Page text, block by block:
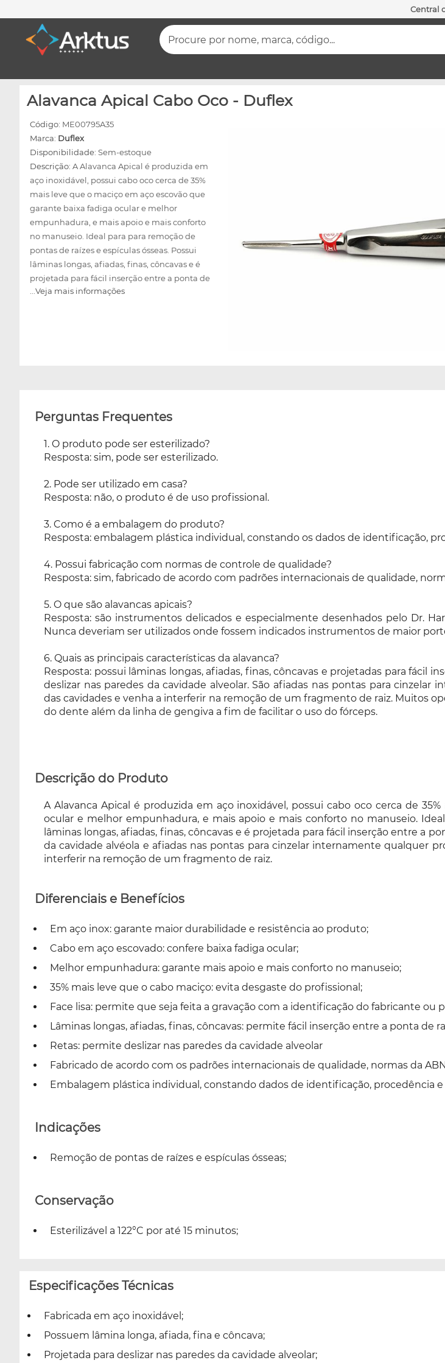
Central
Procure por nome, marca, código...
Alavanca Apical Cabo Oco - Duflex
Código: ME00795A35
Marca: Duflex
Disponibilidade: Sem-estoque
Descrição: A Alavanca Apical é produzida em
aço inoxidável, possui cabo oco cerca de 35%
mais leve que o maciço em aço escovão que
garante baixa fadiga ocular e melhor
empunhadura, e mais apoio e mais conforto
no manuseio. Ideal para para remoção de
pontas de raízes e espículas ósseas. Possui
lâminas longas, afiadas, finas, côncavas e é
projetada para fácil inserção entre a ponta de
raiz e o processo alveolar e são retas para
...Veja mais informações
Perguntas Frequentes
1. O produto pode ser esterilizado?
Resposta: sim, pode ser esterilizado.
2. Pode ser utilizado em casa?
Resposta: não, o produto é de uso profissional.
3. Como é a embalagem do produto?
Resposta: embalagem plástica individual, constando os dados de identificação,
4. Possui fabricação com normas de controle de qualidade?
Resposta: sim, fabricado de acordo com padrões internacionais de qualidade,
5. O que são alavancas apicais?
Resposta: são instrumentos delicados e especialmente desenhados pelo Dr.
Nunca deveriam ser utilizados onde fossem indicados instrumentos de maior
6. Quais as principais características da alavanca?
Resposta: possui lâminas longas, afiadas, finas, côncavas e projetadas para fácil
deslizar nas paredes da cavidade alveolar. São afiadas nas pontas para
das cavidades e venha a interferir na remoção de um fragmento de raiz. Muitos
do dente além da linha de gengiva a fim de facilitar o uso do fórceps.
Descrição do Produto
A Alavanca Apical é produzida em aço inoxidável, possui cabo oco cerca de
ocular e melhor empunhadura, e mais apoio e mais conforto no manuseio.
lâminas longas, afiadas, finas, côncavas e é projetada para fácil inserção entre a
da cavidade alvéola e afiadas nas pontas para cinzelar internamente qualquer
interferir na remoção de um fragmento de raiz.
Diferenciais e Benefícios
Em aço inox: garante maior durabilidade e resistência ao produto;
Cabo em aço escovado: confere baixa fadiga ocular;
Melhor empunhadura: garante mais apoio e mais conforto no manuseio;
35% mais leve que o cabo maciço: evita desgaste do profissional;
Face lisa: permite que seja feita a gravação com a identificação do fabricante ou
Lâminas longas, afiadas, finas, côncavas: permite fácil inserção entre a ponta de
Retas: permite deslizar nas paredes da cavidade alveolar
Fabricado de acordo com os padrões internacionais de qualidade, normas da
Embalagem plástica individual, constando dados de identificação, procedência
Indicações
Remoção de pontas de raízes e espículas ósseas;
Conservação
Esterilizável a 122°C por até 15 minutos;
Especificações Técnicas
Fabricada em aço inoxidável;
Possuem lâmina longa, afiada, fina e côncava;
Projetada para deslizar nas paredes da cavidade alveolar;